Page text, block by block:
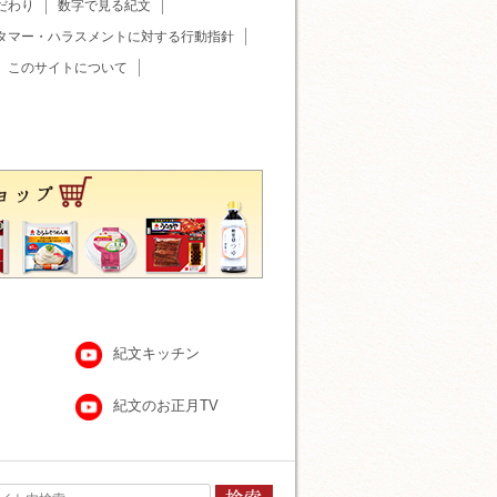
わり
数字で見る紀文
マー・ハラスメントに対する行動指針
このサイトについて
紀文キッチン
紀文のお正月TV